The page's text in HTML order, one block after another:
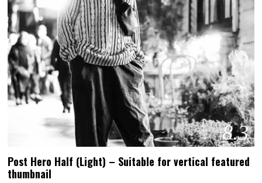
8.3
Post Hero Half (Light) – Suitable for vertical featured
thumbnail